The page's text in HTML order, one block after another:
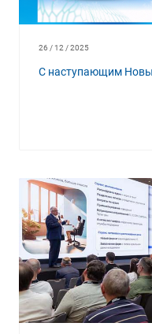
26 / 12 / 2025
С наступающим